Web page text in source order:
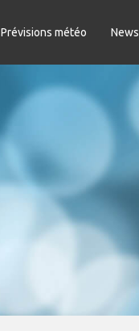
Prévisions météo News